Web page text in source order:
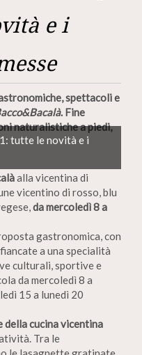
e i
spettacoli e
. Fine
naturalistiche a piedi,
tutte le novità e i
alla vicentina di
vicentino di rosso, blu
da mercoledì 8 a
gastronomica, con
a una specialità
culturali, sportive e
da mercoledì 8 a
15 a lunedì 20
cucina vicentina
Tra le